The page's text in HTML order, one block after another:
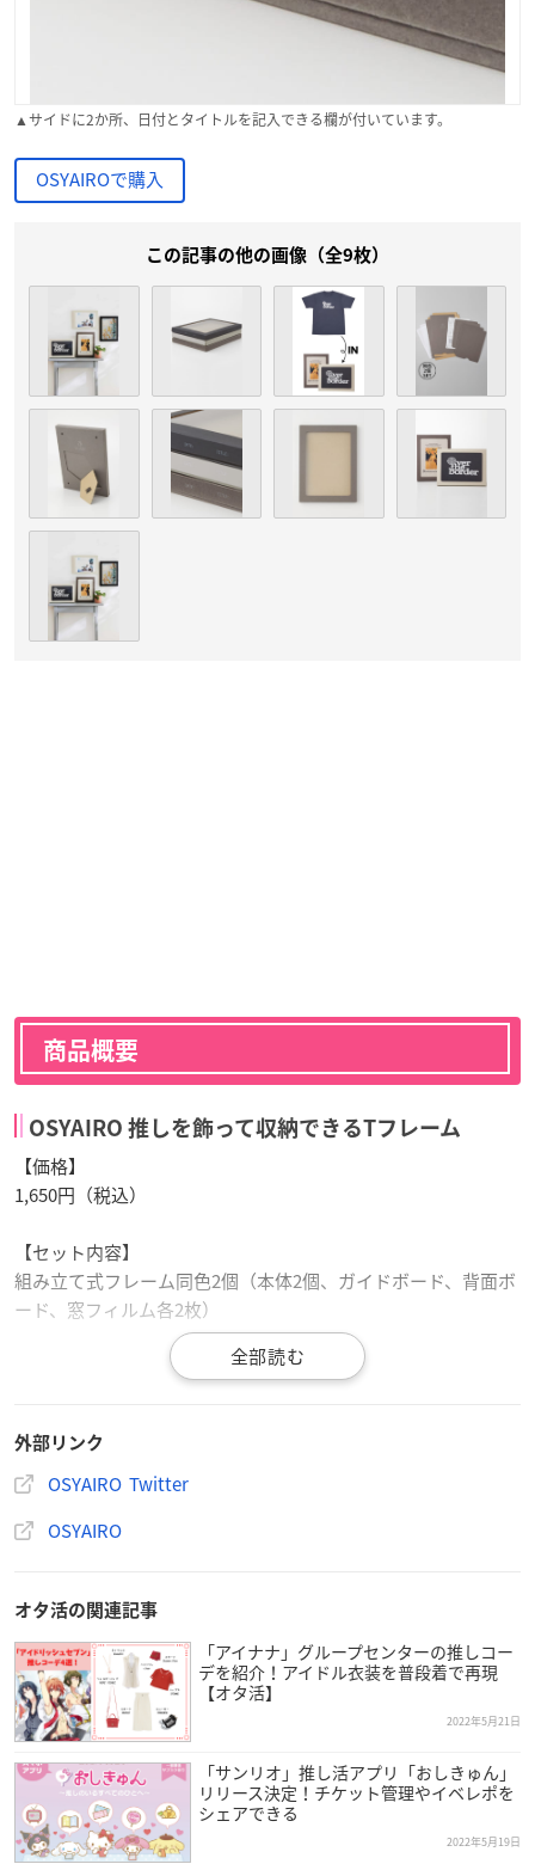
▲サイドに2か所、日付とタイトルを記入できる欄が付いています。
OSYAIROで購入
この記事の他の画像（全9枚）
商品概要
OSYAIRO 推しを飾って収納できるTフレーム
【価格】
1,650円（税込）
【セット内容】
組み立て式フレーム同色2個（本体2個、ガイドボード、背面ボ
ード、窓フィルム各2枚）
【サイズ】
縦約32.5cm、横約24cm、厚さ約2.5cm（組み立て時） 窓部
※簡単な組み立て式です。
#ZIP#キテルネのコーナーで
＼ 紹介していただきました！ ／
Tシャツを飾ったり収納したりできる
便利なBOXフレームです。
ついつい買っちゃうライブTシャツも
これがあればもっと楽しめますよ～！
活あるある
外部リンク
OSYAIRO Twitter
OSYAIRO
オタ活の関連記事
「アイナナ」グループセンターの推しコー
デを紹介！アイドル衣装を普段着で再現
【オタ活】
2022年5月21日
「サンリオ」推し活アプリ「おしきゅん」
リリース決定！チケット管理やイベレポを
シェアできる
2022年5月19日